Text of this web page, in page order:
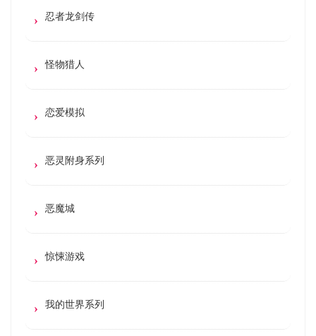
忍者龙剑传
怪物猎人
恋爱模拟
恶灵附身系列
恶魔城
惊悚游戏
我的世界系列